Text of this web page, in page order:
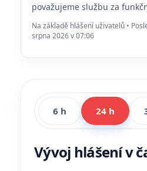
považujeme službu za
Na základě hlášení uživatelů •
srpna 2026 v 07:06
6 h 24 h
Vývoj hlášení v